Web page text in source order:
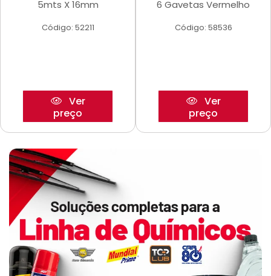
5mts X 16mm
Código: 52211
Ver
preço
6 Gavetas Vermelho
Código: 58536
Ver
preço